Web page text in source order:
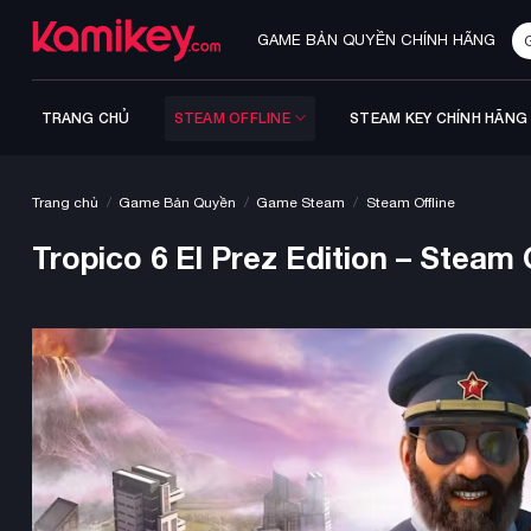
GAME BẢN QUYỀN CHÍNH HÃNG
Tìm
TRANG CHỦ STEAM OFFLINE STEAM KEY CHÍNH HÃNG
Trang chủ / Game Bản Quyền / Game Steam / Steam Offline
Tropico 6 El Prez Edition – Steam